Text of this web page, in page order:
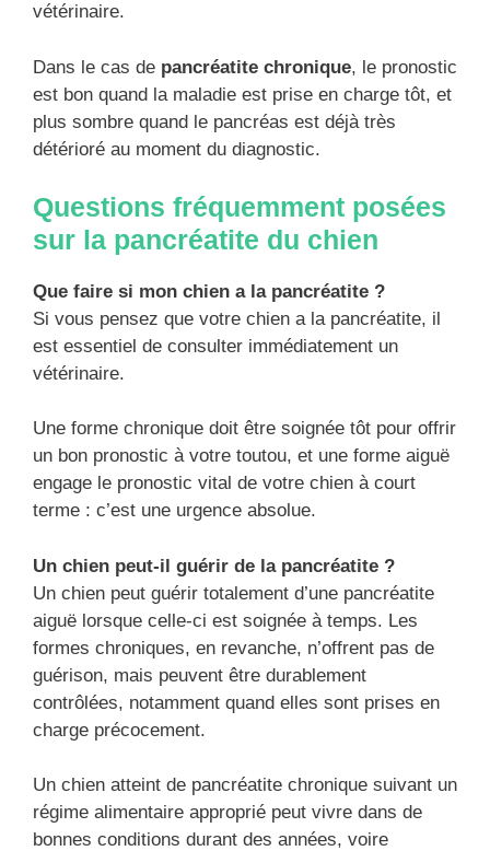
vétérinaire.
Dans le cas de pancréatite chronique, le pronostic
est bon quand la maladie est prise en charge tôt, et
plus sombre quand le pancréas est déjà très
détérioré au moment du diagnostic.
Questions fréquemment posées
sur la pancréatite du chien
Que faire si mon chien a la pancréatite ?
Si vous pensez que votre chien a la pancréatite, il
est essentiel de consulter immédiatement un
vétérinaire.
Une forme chronique doit être soignée tôt pour offrir
un bon pronostic à votre toutou, et une forme aiguë
engage le pronostic vital de votre chien à court
terme : c’est une urgence absolue.
Un chien peut-il guérir de la pancréatite ?
Un chien peut guérir totalement d’une pancréatite
aiguë lorsque celle-ci est soignée à temps. Les
formes chroniques, en revanche, n’offrent pas de
guérison, mais peuvent être durablement
contrôlées, notamment quand elles sont prises en
charge précocement.
Un chien atteint de pancréatite chronique suivant un
régime alimentaire approprié peut vivre dans de
bonnes conditions durant des années, voire